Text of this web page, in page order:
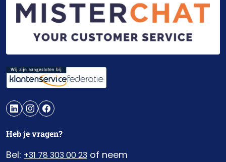
Heb je vragen?
Bel: +31 78 303 00 23 of neem